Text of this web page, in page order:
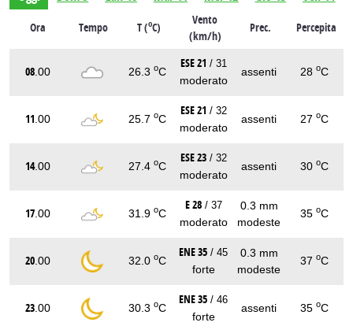
Ora Tempo T (oC)
Vento
(km/h)
Prec. Percepita
08 .00 26.3 oC
ESE 21 / 31
moderato
assenti 28 oC
11 .00 25.7 oC
ESE 21 / 32
moderato
assenti 27 oC
14.00 27.4 oC
ESE 23 / 32
moderato
assenti 30 oC
17 .00 31.9 oC
E 28 / 37
moderato
0.3 mm
modeste
35 oC
20 .00 32.0 oC
ENE 35 / 45
forte
0.3 mm
modeste
37 oC
23 .00 30.3 oC
ENE 35 / 46
forte
assenti 35 oC